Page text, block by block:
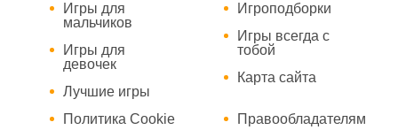
Игры для
мальчиков
Игры для
девочек
Лучшие игры
Игроподборки
Игры всегда с
тобой
Карта сайта
Политика Cookie Правообладателям